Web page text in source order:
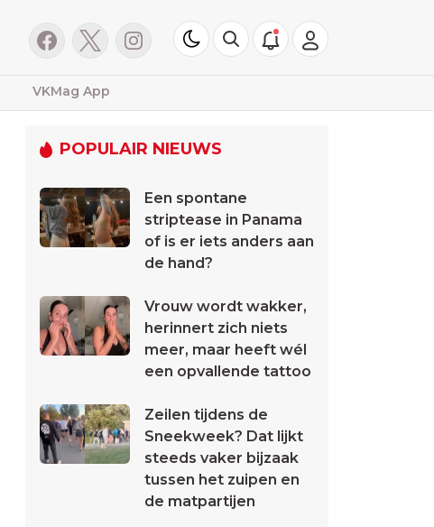
VKMag App
POPULAIR NIEUWS
Een spontane
striptease in Panama
of is er iets anders aan
de hand?
Vrouw wordt wakker,
herinnert zich niets
meer, maar heeft wél
een opvallende tattoo
Zeilen tijdens de
Sneekweek? Dat lijkt
steeds vaker bijzaak
tussen het zuipen en
de matpartijen